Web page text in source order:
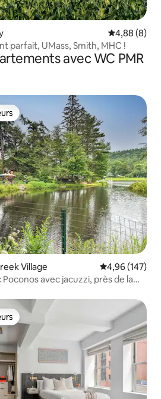
Évaluation
4,88 (8)
parfait, UMass, Smith, MHC !
avec WC PMR
Village Évaluation
4,96 (147)
avec jacuzzi, près de la